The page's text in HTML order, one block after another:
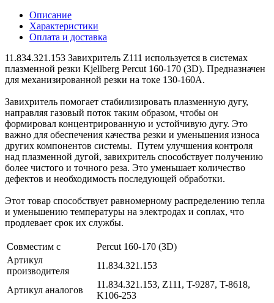
Описание
Характеристики
Оплата и доставка
11.834.321.153 Завихритель Z111 используется в системах
плазменной резки Kjellberg Percut 160-170 (3D). Предназначен
для механизированной резки на токе 130-160А.
Завихритель помогает стабилизировать плазменную дугу,
направляя газовый поток таким образом, чтобы он
формировал концентрированную и устойчивую дугу. Это
важно для обеспечения качества резки и уменьшения износа
других компонентов системы. Путем улучшения контроля
над плазменной дугой, завихритель способствует получению
более чистого и точного реза. Это уменьшает количество
дефектов и необходимость последующей обработки.
Этот товар способствует равномерному распределению тепла
и уменьшению температуры на электродах и соплах, что
продлевает срок их службы.
Совместим с
Percut 160-170 (3D)
Артикул
производителя
11.834.321.153
Артикул аналогов
11.834.321.153, Z111, T-9287, T-8618,
K106-253